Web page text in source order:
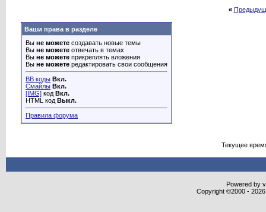
«
Ваши права в разделе
Вы не можете создавать новые темы
Вы не можете отвечать в темах
Вы не можете прикреплять вложения
Вы не можете редактировать свои сообщения
BB коды Вкл.
Смайлы Вкл.
[IMG] код Вкл.
HTML код Выкл.
Правила форума
Текущее
Powered by
Copyright ©2000 -